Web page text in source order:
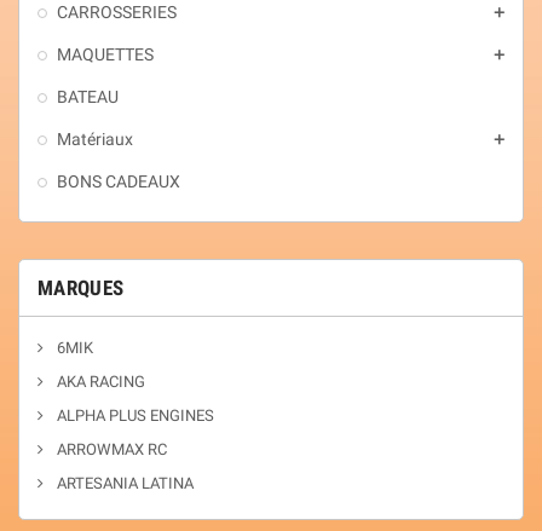
CARROSSERIES add
MAQUETTES add
BATEAU
Matériaux add
BONS CADEAUX
MARQUES
6MIK
AKA RACING
ALPHA PLUS ENGINES
ARROWMAX RC
ARTESANIA LATINA